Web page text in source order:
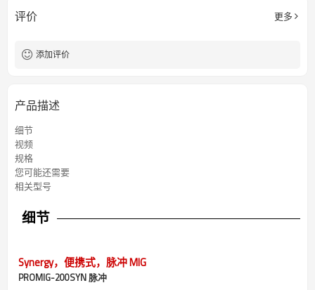
保修单
方面 540x230x480mm
评价 更多
添加评价
产品描述
细节
视频
规格
您可能还需要
相关型号
细节
Synergy，便携式，脉冲 MIG
PROMIG-200SYN 脉冲